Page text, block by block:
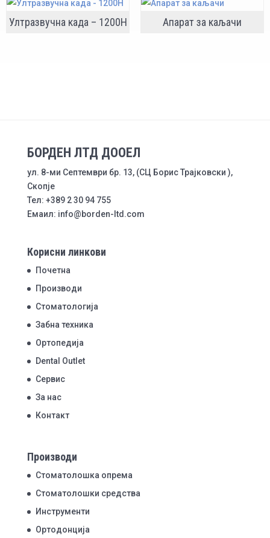
Ултразвучна када – 1200H Апарат за каљачи
БОРДЕН ЛТД ДООЕЛ
ул. 8-ми Септември бр. 13, (СЦ Борис Трајковски ),
Скопје
Тел: +389 2 30 94 755
Емаил: info@borden-ltd.com
Корисни линкови
Почетна
Производи
Стоматологија
Забна техника
Ортопедија
Dental Outlet
Сервис
За нас
Контакт
Производи
Стоматолошка опрема
Стоматолошки средства
Инструменти
Ортодонција